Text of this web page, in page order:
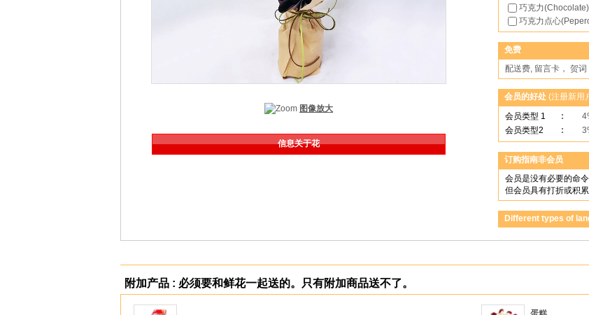
图像放大
信息关于花
巧克力(Chocolate)
巧克力点心
免费
配送费, 留言卡， 贺
会员的好处 (注册新用
会员类型 1
:
会员类型2
:
订购指南非会员
会员是没有必要的命令
但会员具有打折或积累
Different types of
附加产品 : 必须要和鲜花一起送的。只有附加商品送不了。